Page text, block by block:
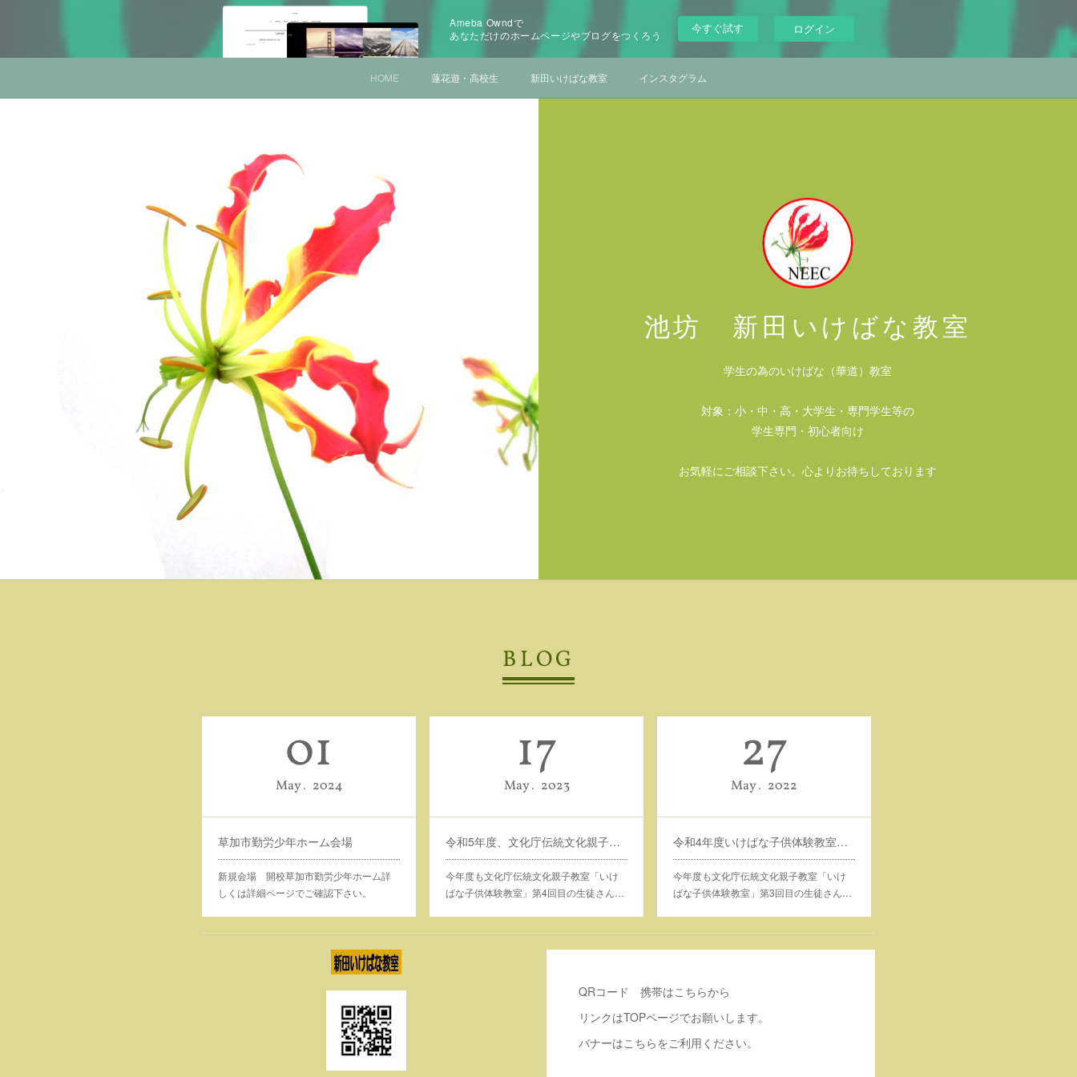
Ameba Owndで
あなただけのホームページやブログをつくろう
今すぐ試す ログイン
HOME 蓮花遊・高校生 新田いけばな教室 インスタグラム
池坊 新田いけばな教室
学生の為のいけばな（華道）教室
対象：小・中・高・大学生・専門学生等の
学生専門・初心者向け
お気軽にご相談下さい。心よりお待ちしております
BLOG
01
May 2024
草加市勤労少年ホーム会場
新規会場 開校草加市勤労少年ホーム詳
しくは詳細ページでご確認下さい。
17
May 2023
令和5年度、文化庁伝統文化親子教室・いけばな子供体験教室
今年度も文化庁伝統文化親子教室「いけ
ばな子供体験教室」第4回目の生徒さん…
27
May 2022
令和4年度いけばな子供体験教室募集
今年度も文化庁伝統文化親子教室「いけ
ばな子供体験教室」第3回目の生徒さん…
QRコード 携帯はこちらから
リンクはTOPページでお願いします。
バナーはこちらをご利用ください。